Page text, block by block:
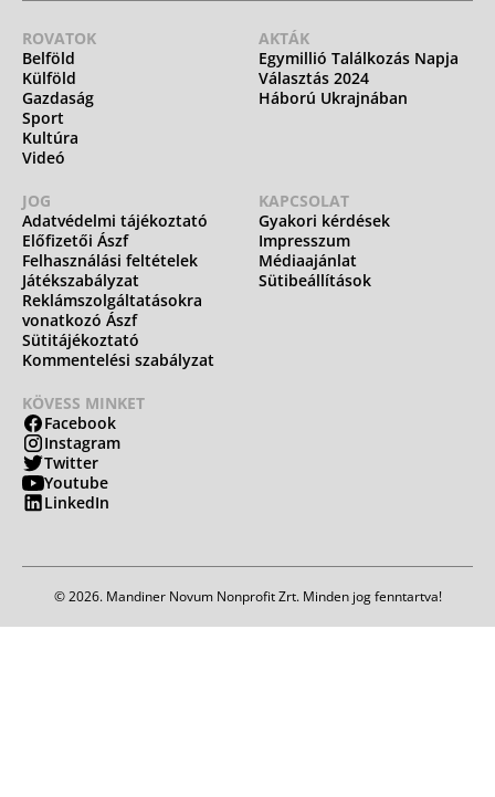
ROVATOK
Belföld
Külföld
Gazdaság
Sport
Kultúra
Videó
AKTÁK
Egymillió Találkozás Napja
Választás 2024
Háború Ukrajnában
JOG
Adatvédelmi tájékoztató
Előfizetői Ászf
Felhasználási feltételek
Játékszabályzat
Reklámszolgáltatásokra
vonatkozó Ászf
Sütitájékoztató
Kommentelési szabályzat
KAPCSOLAT
Gyakori kérdések
Impresszum
Médiaajánlat
Sütibeállítások
KÖVESS MINKET
Facebook
Instagram
Twitter
Youtube
LinkedIn
© 2026. Mandiner Novum Nonprofit Zrt. Minden jog fenntartva!